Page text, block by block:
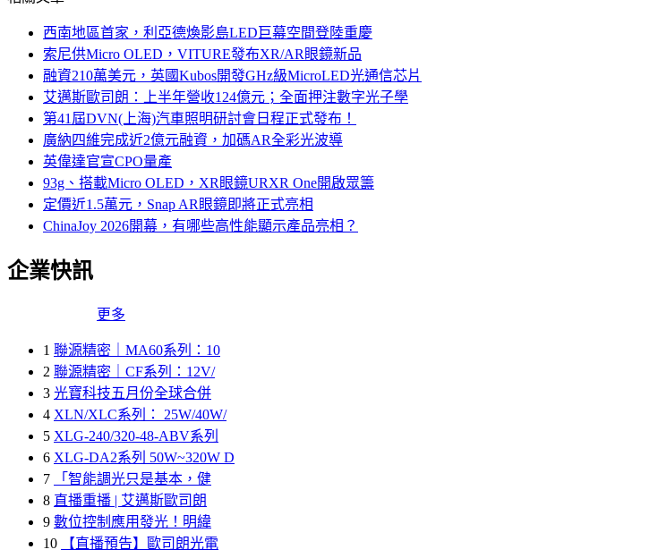
西南地區首家，利亞德煥影島LED巨幕空間登陸重慶
索尼供Micro OLED，VITURE發布XR/AR眼鏡新品
融資210萬美元，英國Kubos開發GHz級MicroLED光通信芯片
艾邁斯歐司朗：上半年營收124億元；全面押注數字光子學
第41屆DVN(上海)汽車照明研討會日程正式發布！
廣納四維完成近2億元融資，加碼AR全彩光波導
英偉達官宣CPO量產
93g、搭載Micro OLED，XR眼鏡URXR One開啟眾籌
定價近1.5萬元，Snap AR眼鏡即將正式亮相
ChinaJoy 2026開幕，有哪些高性能顯示產品亮相？
企業快訊
更多
1 聯源精密｜MA60系列：10
2 聯源精密｜CF系列：12V/
3 光寶科技五月份全球合併
4 XLN/XLC系列： 25W/40W/
5 XLG-240/320-48-ABV系列
6 XLG-DA2系列 50W~320W D
7
「智能調光只是基本，健
8 直播重播 | 艾邁斯歐司朗
9 數位控制應用發光！明緯
10
【直播預告】歐司朗光電